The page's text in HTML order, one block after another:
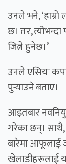
उनले भने,
छ। तर, त्योभन्दा
जित्ने हुनेछ।’
उनले एसिया
पुर्‍याउने बताए।
आइतबार
गरेका छन्।
बारेमा आफूलाई
खेलाडीहरूलाई